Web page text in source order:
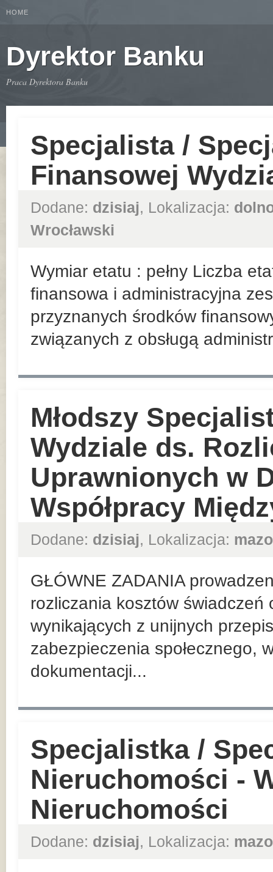
HOME
Dyrektor Banku
Praca Dyrektora Banku
Specjalista /
Finansowej
Dodane: dzisiaj, Lokalizacja:
Wrocławski
Wymiar etatu : pełny Liczba
finansowa i administracyjna
przyznanych środków
związanych z obsługą
Młodszy
Wydziale ds.
Uprawnionych w
Współpracy
Dodane: dzisiaj, Lokalizacja:
GŁÓWNE ZADANIA
rozliczania kosztów
wynikających z unijnych
zabezpieczenia społecznego,
dokumentacji...
Specjalistka /
Nieruchomości -
Nieruchomości
Dodane: dzisiaj, Lokalizacja: